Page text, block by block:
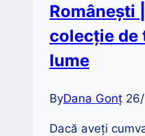
Românești
colecție de
lume
ByDana Gonț
Dacă aveţi